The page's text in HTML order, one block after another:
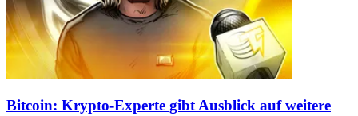
Bitcoin: Krypto-Experte gibt Ausblick auf weitere